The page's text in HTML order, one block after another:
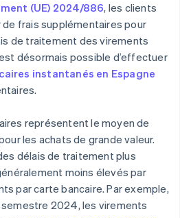
(UE) 2024/886, les clients
frais supplémentaires pour
de traitement des virements
désormais possible d’effectuer
instantanés en Espagne
représentent le moyen de
les achats de grande valeur.
délais de traitement plus
moins élevés par
par carte bancaire. Par exemple,
semestre 2024, les virements